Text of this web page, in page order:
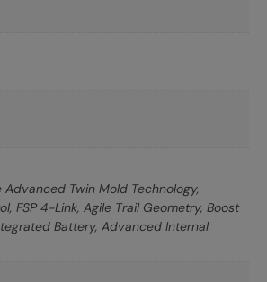
Advanced Twin Mold Technology,
FSP 4-Link, Agile Trail Geometry, Boost
Battery, Advanced Internal